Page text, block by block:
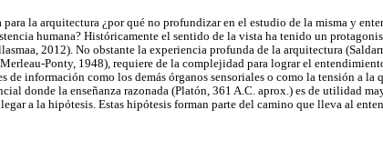
la arquitectura ¿por qué no profundizar en el estudio de la misma y
humana? Históricamente el sentido de la vista ha tenido un
2012). No obstante la experiencia profunda de la arquitectura
Ponty, 1948), requiere de la complejidad para lograr el
información como los demás órganos sensoriales o como la tensión a la
donde la enseñanza razonada (Platón, 361 A.C. aprox.) es de utilidad
a la hipótesis. Estas hipótesis forman parte del camino que lleva al